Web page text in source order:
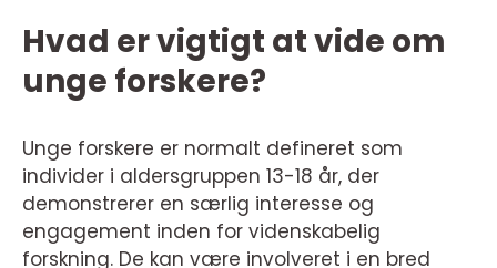
Hvad er vigtigt at vide om
unge forskere?
Unge forskere er normalt defineret som
individer i aldersgruppen 13-18 år, der
demonstrerer en særlig interesse og
engagement inden for videnskabelig
forskning. De kan være involveret i en bred